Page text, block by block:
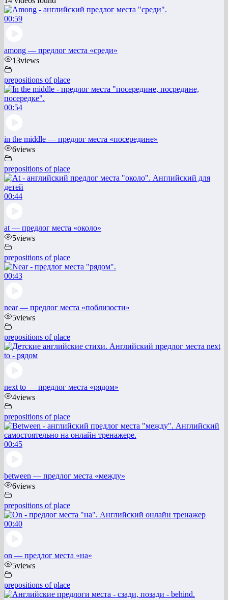
00:59
among — предлог места «среди»
13views
prepositions of place
00:54
in the middle — предлог места «посередине»
6views
prepositions of place
00:44
at — предлог места «около»
5views
prepositions of place
00:43
near — предлог места «поблизости»
5views
prepositions of place
next to — предлог места «рядом»
4views
prepositions of place
00:45
between — предлог места «между»
6views
prepositions of place
00:40
on — предлог места «на»
5views
prepositions of place